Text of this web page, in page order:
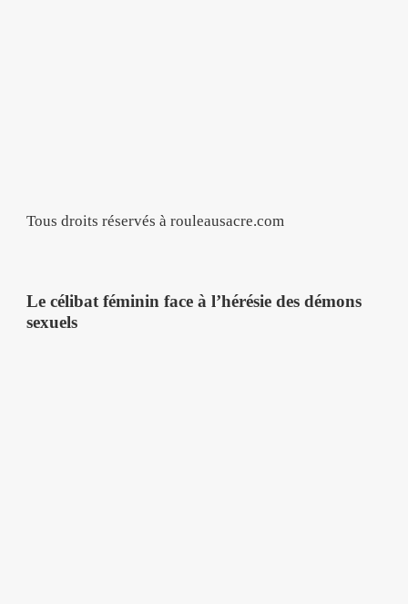
Tous droits réservés à rouleausacre.com
Le célibat féminin face à l’hérésie des démons
sexuels